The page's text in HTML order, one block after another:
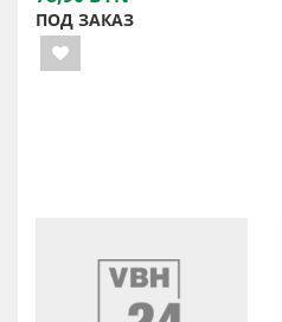
ПОД ЗАКАЗ